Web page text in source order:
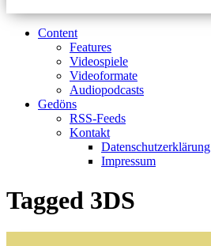
Content
Features
Videospiele
Videoformate
Audiopodcasts
Gedöns
RSS-Feeds
Kontakt
Datenschutzerklärung
Impressum
Tagged 3DS